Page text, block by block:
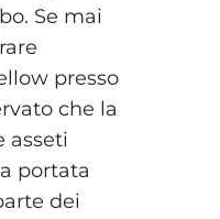
Se mai
presso
che la
asseti
portata
dei